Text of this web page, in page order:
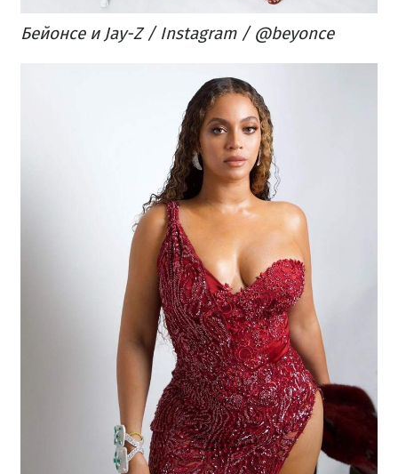
Бейонсе и Jay-Z / Instagram / @beyonce